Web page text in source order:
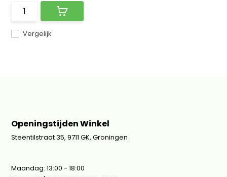
Vergelijk
Openingstijden Winkel
Steentilstraat 35, 9711 GK, Groningen
Maandag: 13:00 - 18:00